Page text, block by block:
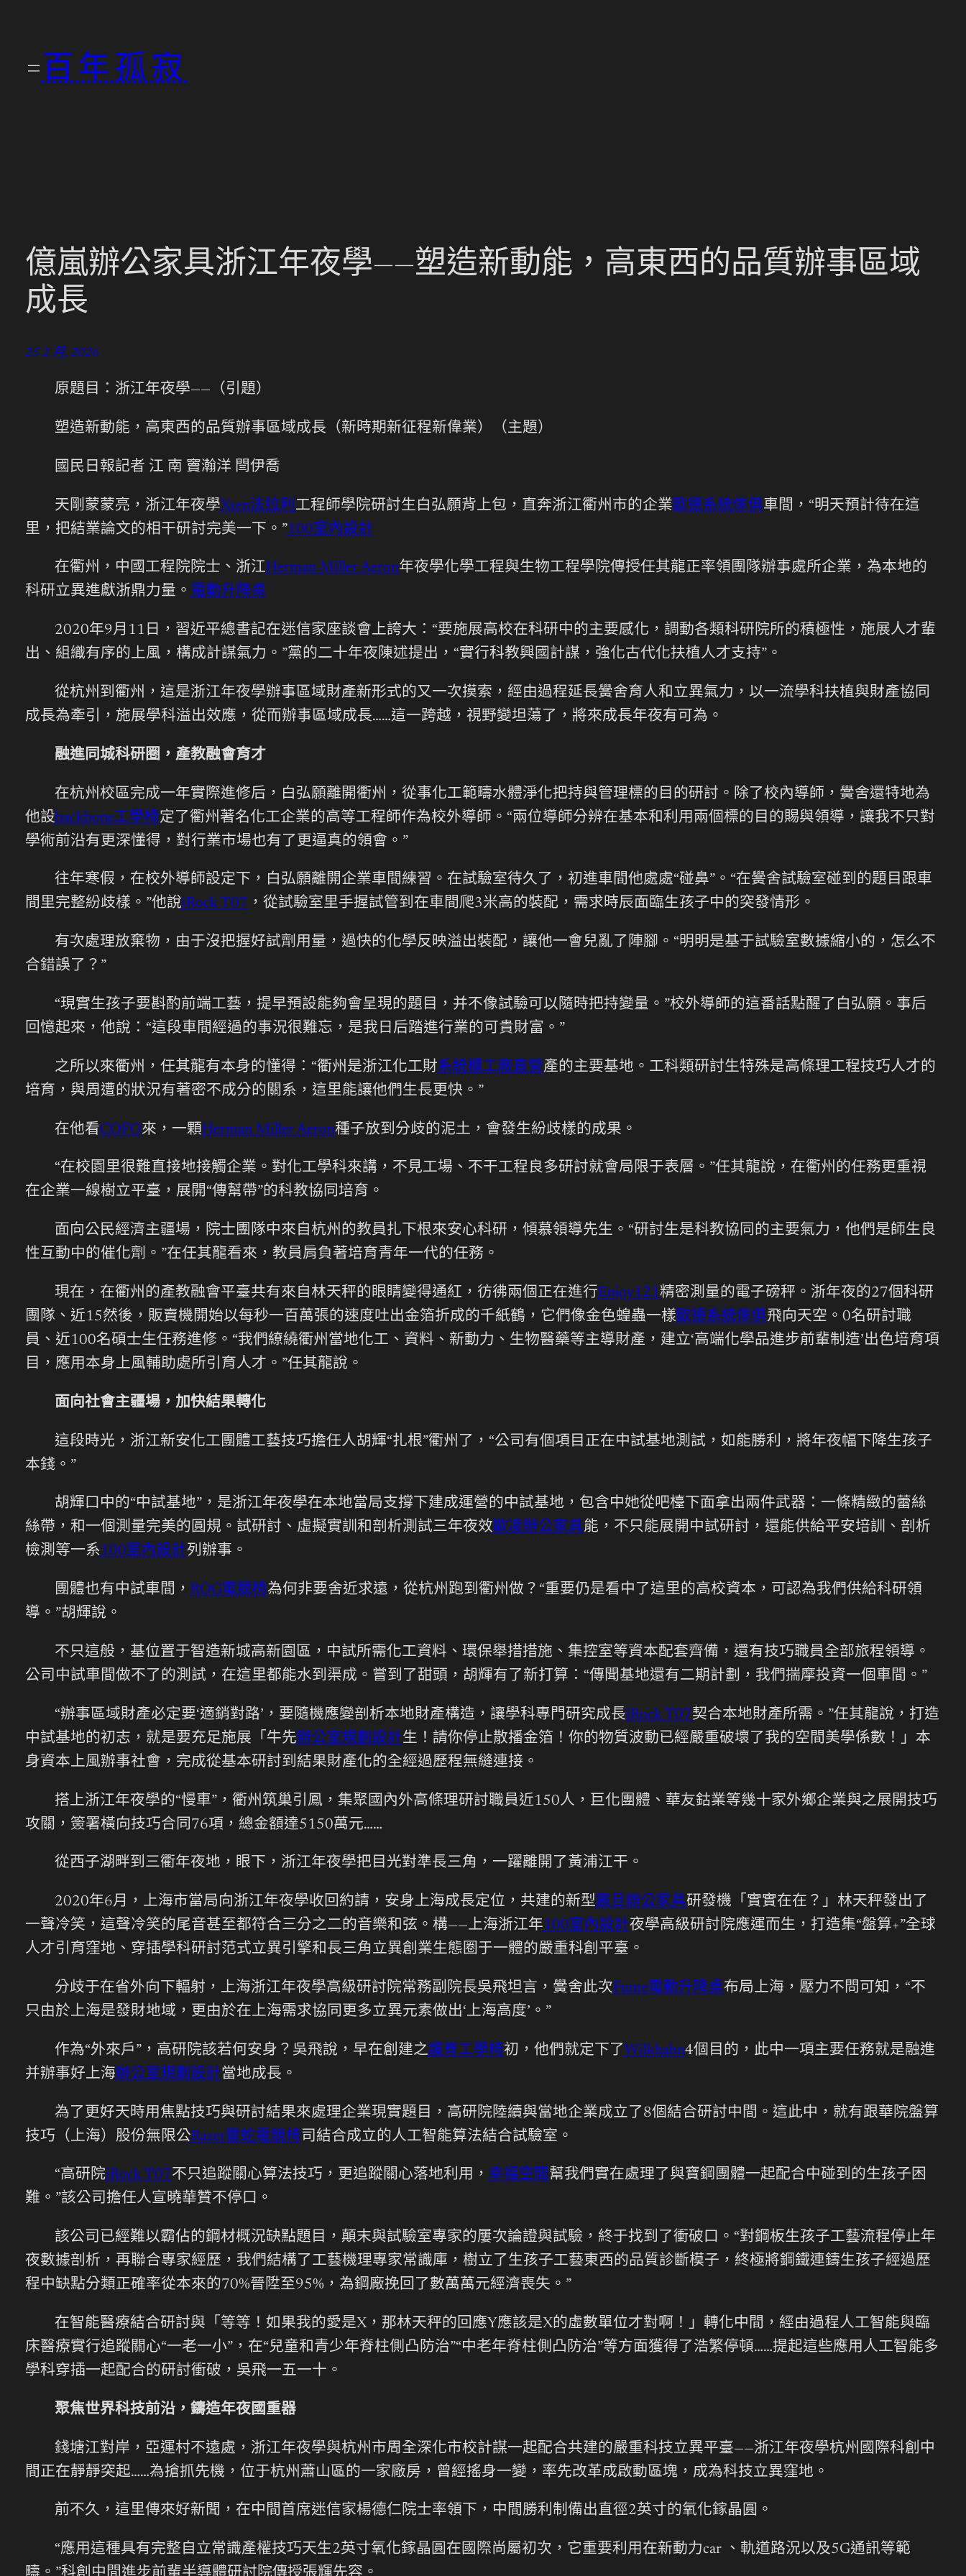
百年孤寂
億嵐辦公家具浙江年夜學——塑造新動能，高東西的品質辦事區域
成長
25 2 月, 2026
原題目：浙江年夜學——（引題）
塑造新動能，高東西的品質辦事區域成長（新時期新征程新偉業）（主題）
國民日報記者 江 南 竇瀚洋 閆伊喬
天剛蒙蒙亮，浙江年夜學Xten法拉利工程師學院研討生白弘願背上包，直奔浙江衢州市的企業歐德系統傢俱車間，“明天預計待在這
里，把結業論文的相干研討完美一下。”100室內設計
在衢州，中國工程院院士、浙江Herman Miller Aeron年夜學化學工程與生物工程學院傳授任其龍正率領團隊辦事處所企業，為本地的
科研立異進獻浙鼎力量。 電動升降桌
2020年9月11日，習近平總書記在迷信家座談會上誇大：“要施展高校在科研中的主要感化，調動各類科研院所的積極性，施展人才輩
出、組織有序的上風，構成計謀氣力。”黨的二十年夜陳述提出，“實行科教興國計謀，強化古代化扶植人才支持”。
從杭州到衢州，這是浙江年夜學辦事區域財產新形式的又一次摸索，經由過程延長黌舍育人和立異氣力，以一流學科扶植與財產協同
成長為牽引，施展學科溢出效應，從而辦事區域成長……這一跨越，視野變坦蕩了，將來成長年夜有可為。
融進同城科研圈，產教融會育才
在杭州校區完成一年實際進修后，白弘願離開衢州，從事化工範疇水體淨化把持與管理標的目的研討。除了校內導師，黌舍還特地為
他設backbone工學椅定了衢州著名化工企業的高等工程師作為校外導師。“兩位導師分辨在基本和利用兩個標的目的賜與領導，讓我不只對
學術前沿有更深懂得，對行業市場也有了更逼真的領會。”
往年寒假，在校外導師設定下，白弘願離開企業車間練習。在試驗室待久了，初進車間他處處“碰鼻”。“在黌舍試驗室碰到的題目跟車
間里完整紛歧樣。”他說iRock T07 ，從試驗室里手握試管到在車間爬3米高的裝配，需求時辰面臨生孩子中的突發情形。
有次處理放棄物，由于沒把握好試劑用量，過快的化學反映溢出裝配，讓他一會兒亂了陣腳。“明明是基于試驗室數據縮小的，怎么不
合錯誤了？”
“現實生孩子要斟酌前端工藝，提早預設能夠會呈現的題目，并不像試驗可以隨時把持變量。”校外導師的這番話點醒了白弘願。事后
回憶起來，他說：“這段車間經過的事況很難忘，是我日后踏進行業的可貴財富。”
之所以來衢州，任其龍有本身的懂得：“衢州是浙江化工財系統櫃工廠直營產的主要基地。工科類研討生特殊是高條理工程技巧人才的
培育，與周遭的狀況有著密不成分的關系，這里能讓他們生長更快。”
在他看COFO來，一顆Herman Miller Aeron種子放到分歧的泥土，會發生紛歧樣的成果。
“在校園里很難直接地接觸企業。對化工學科來講，不見工場、不干工程良多研討就會局限于表層。”任其龍說，在衢州的任務更重視
在企業一線樹立平臺，展開“傳幫帶”的科教協同培育。
面向公民經濟主疆場，院士團隊中來自杭州的教員扎下根來安心科研，傾慕領導先生。“研討生是科教協同的主要氣力，他們是師生良
性互動中的催化劑。”在任其龍看來，教員肩負著培育青年一代的任務。
現在，在衢州的產教融會平臺共有來自林天秤的眼睛變得通紅，彷彿兩個正在進行Enjoy121精密測量的電子磅秤。浙年夜的27個科研
團隊、近15然後，販賣機開始以每秒一百萬張的速度吐出金箔折成的千紙鶴，它們像金色蝗蟲一樣歐德系統傢俱飛向天空。0名研討職
員、近100名碩士生任務進修。“我們繚繞衢州當地化工、資料、新動力、生物醫藥等主導財產，建立‘高端化學品進步前輩制造’出色培育項
目，應用本身上風輔助處所引育人才。”任其龍說。
面向社會主疆場，加快結果轉化
這段時光，浙江新安化工團體工藝技巧擔任人胡輝“扎根”衢州了，“公司有個項目正在中試基地測試，如能勝利，將年夜幅下降生孩子
本錢。”
胡輝口中的“中試基地”，是浙江年夜學在本地當局支撐下建成運營的中試基地，包含中她從吧檯下面拿出兩件武器：一條精緻的蕾絲
絲帶，和一個測量完美的圓規。試研討、虛擬實訓和剖析測試三年夜效歐凌辦公家具能，不只能展開中試研討，還能供給平安培訓、剖析
檢測等一系100室內設計列辦事。
團體也有中試車間， ROG電競椅為何非要舍近求遠，從杭州跑到衢州做？“重要仍是看中了這里的高校資本，可認為我們供給科研領
導。”胡輝說。
不只這般，基位置于智造新城高新園區，中試所需化工資料、環保舉措措施、集控室等資本配套齊備，還有技巧職員全部旅程領導。
公司中試車間做不了的測試，在這里都能水到渠成。嘗到了甜頭，胡輝有了新打算：“傳聞基地還有二期計劃，我們揣摩投資一個車間。”
“辦事區域財產必定要‘適銷對路’，要隨機應變剖析本地財產構造，讓學科專門研究成長iRock T07契合本地財產所需。”任其龍說，打造
中試基地的初志，就是要充足施展「牛先辦公室規劃設計生！請你停止散播金箔！你的物質波動已經嚴重破壞了我的空間美學係數！」本
身資本上風辦事社會，完成從基本研討到結果財產化的全經過歷程無縫連接。
搭上浙江年夜學的“慢車”，衢州筑巢引鳳，集聚國內外高條理研討職員近150人，巨化團體、華友鈷業等幾十家外鄉企業與之展開技巧
攻關，簽署橫向技巧合同76項，總金額達5150萬元……
從西子湖畔到三衢年夜地，眼下，浙江年夜學把目光對準長三角，一躍離開了黃浦江干。
2020年6月，上海市當局向浙江年夜學收回約請，安身上海成長定位，共建的新型震旦辦公家具研發機「實實在在？」林天秤發出了
一聲冷笑，這聲冷笑的尾音甚至都符合三分之二的音樂和弦。構——上海浙江年100室內設計夜學高級研討院應運而生，打造集“盤算+”全球
人才引育窪地、穿插學科研討范式立異引擎和長三角立異創業生態圈于一體的嚴重科創平臺。
分歧于在省外向下輻射，上海浙江年夜學高級研討院常務副院長吳飛坦言，黌舍此次Funte電動升降桌布局上海，壓力不問可知，“不
只由於上海是發財地域，更由於在上海需求協同更多立異元素做出‘上海高度’。”
作為“外來戶”，高研院該若何安身？吳飛說，早在創建之護脊工學椅初，他們就定下了 Wilkhahn4個目的，此中一項主要任務就是融進
并辦事好上海辦公室規劃設計當地成長。
為了更好天時用焦點技巧與研討結果來處理企業現實題目，高研院陸續與當地企業成立了8個結合研討中間。這此中，就有跟華院盤算
技巧（上海）股份無限公Razer雷蛇電競椅司結合成立的人工智能算法結合試驗室。
“高研院iRock T07不只追蹤關心算法技巧，更追蹤關心落地利用， 幸福空間幫我們實在處理了與寶鋼團體一起配合中碰到的生孩子困
難。”該公司擔任人宣曉華贊不停口。
該公司已經難以霸佔的鋼材概況缺點題目，顛末與試驗室專家的屢次論證與試驗，終于找到了衝破口。“對鋼板生孩子工藝流程停止年
夜數據剖析，再聯合專家經歷，我們結構了工藝機理專家常識庫，樹立了生孩子工藝東西的品質診斷模子，終極將鋼鐵連鑄生孩子經過歷
程中缺點分類正確率從本來的70%晉陞至95%，為鋼廠挽回了數萬萬元經濟喪失。”
在智能醫療結合研討與「等等！如果我的愛是X，那林天秤的回應Y應該是X的虛數單位才對啊！」轉化中間，經由過程人工智能與臨
床醫療實行追蹤關心“一老一小”，在“兒童和青少年脊柱側凸防治”“中老年脊柱側凸防治”等方面獲得了浩繁停頓……提起這些應用人工智能多
學科穿插一起配合的研討衝破，吳飛一五一十。
聚焦世界科技前沿，鑄造年夜國重器
錢塘江對岸，亞運村不遠處，浙江年夜學與杭州市周全深化市校計謀一起配合共建的嚴重科技立異平臺——浙江年夜學杭州國際科創中
間正在靜靜突起……為搶抓先機，位于杭州蕭山區的一家廠房，曾經搖身一變，率先改革成啟動區塊，成為科技立異窪地。
前不久，這里傳來好新聞，在中間首席迷信家楊德仁院士率領下，中間勝利制備出直徑2英寸的氧化鎵晶圓。
“應用這種具有完整自立常識產權技巧天生2英寸氧化鎵晶圓在國際尚屬初次，它重要利用在新動力car 、軌道路況以及5G通訊等範